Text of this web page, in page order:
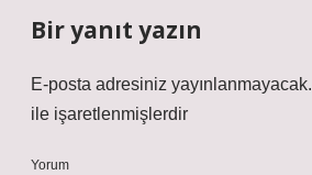
Bir yanıt yazın
E-posta adresiniz yayınlanmayacak.
ile işaretlenmişlerdir
Yorum